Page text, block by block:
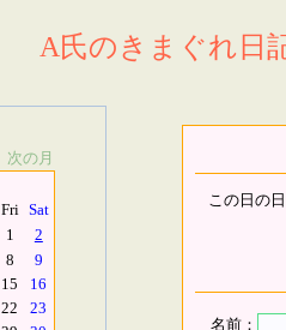
A氏のきまぐれ日
次の月
Fri Sat
1
2
8
9
15
16
22
23
この日の
名前：